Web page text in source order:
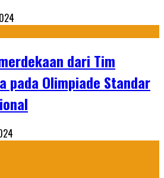
dari Tim
pada Olimpiade Standar